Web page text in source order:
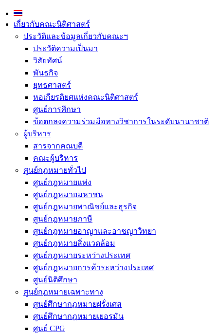
เกี่ยวกับคณะนิติศาสตร์
ประวัติและข้อมูลเกี่ยวกับคณะฯ
ประวัติความเป็นมา
วิสัยทัศน์
พันธกิจ
ยุทธศาสตร์
หอเกียรติยศแห่งคณะนิติศาสตร์
ศูนย์การศึกษา
ข้อตกลงความร่วมมือทางวิชาการในระดับนานาชาติ
ผู้บริหาร
สารจากคณบดี
คณะผู้บริหาร
ศูนย์กฎหมายทั่วไป
ศูนย์กฎหมายแพ่ง
ศูนย์กฎหมายมหาชน
ศูนย์กฎหมายพาณิชย์และธุรกิจ
ศูนย์กฎหมายภาษี
ศูนย์กฎหมายอาญาและอาชญาวิทยา
ศูนย์กฎหมายสิ่งแวดล้อม
ศูนย์กฎหมายระหว่างประเทศ
ศูนย์กฎหมายการค้าระหว่างประเทศ
ศูนย์นิติศึกษา
ศูนย์กฎหมายเฉพาะทาง
ศูนย์ศึกษากฎหมายฝรั่งเศส
ศูนย์ศึกษากฎหมายเยอรมัน
ศูนย์ CPG